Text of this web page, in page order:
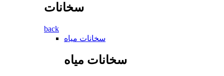
سخانات
back
سخانات مياه
سخانات مياه